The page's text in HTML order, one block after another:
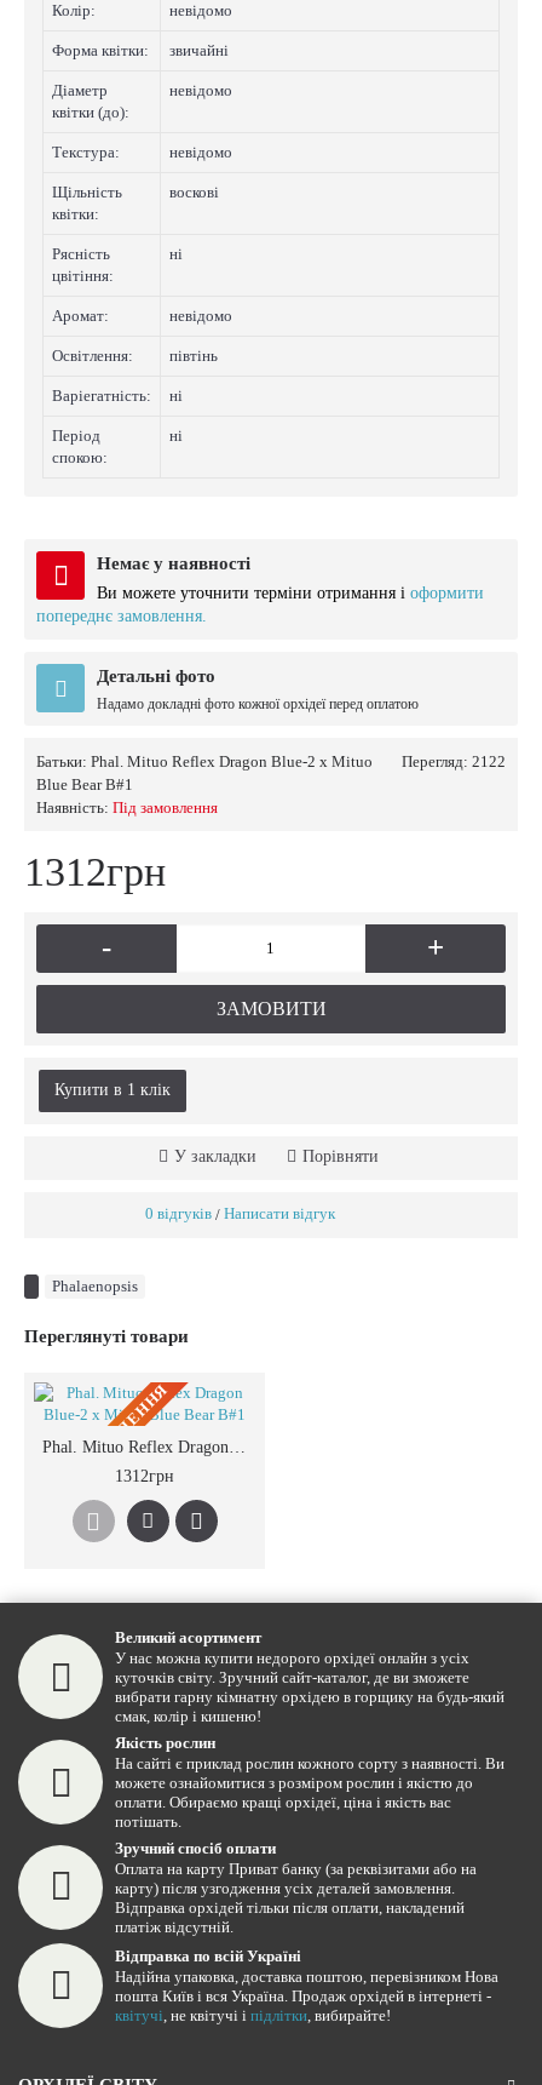
Колip: невідомо
Форма квітки: звичайні
Діаметр
квітки (до):
невідомо
Текстура: невідомо
Щільність
квітки:
восковi
Рясність
цвітіння:
нi
Аромат: невідомо
Освітлення: півтінь
Варіегатнicть: нi
Період
спокою:
нi
Немає у наявності
Ви можете уточнити терміни отримання і оформити
попереднє замовлення.
Детальні фото
Надамо докладні фото кожної орхідеї перед оплатою
Перегляд: 2122
Батьки: Phal. Mituo Reflex Dragon Blue-2 x Mituo
Blue Bear B#1
Наявність: Пiд замовлення
1312грн
- +
ЗАМОВИТИ
Купити в 1 клiк
У закладки Порівняти
0 відгуків / Написати відгук
Phalaenopsis
Переглянуті товари
ПIД ЗАМОВЛЕННЯ
Phal. Mituo Reflex Dragon Blue-2 x Mituo Blue Bear B#1
1312грн
Великий асортимент
У нас можна купити недорого орхідеї онлайн з усіх
куточків світу. Зручний сайт-каталог, де ви зможете
вибрати гарну кімнатну орхідею в горщику на будь-який
смак, колір і кишеню!
Якість рослин
На сайті є приклад рослин кожного сорту з наявності. Ви
можете ознайомитися з розміром рослин і якістю до
оплати. Обираємо кращі орхідеї, ціна і якість вас
потішать.
Зручний спосіб оплати
Оплата на карту Приват банку (за реквізитами або на
карту) після узгодження усіх деталей замовлення.
Відправка орхідей тільки після оплати, накладений
платіж відсутній.
Відправка по всій Україні
Надійна упаковка, доставка поштою, перевізником Нова
пошта Київ і вся Україна. Продаж орхідей в інтернеті -
квітучі, не квітучі і підлітки, вибирайте!